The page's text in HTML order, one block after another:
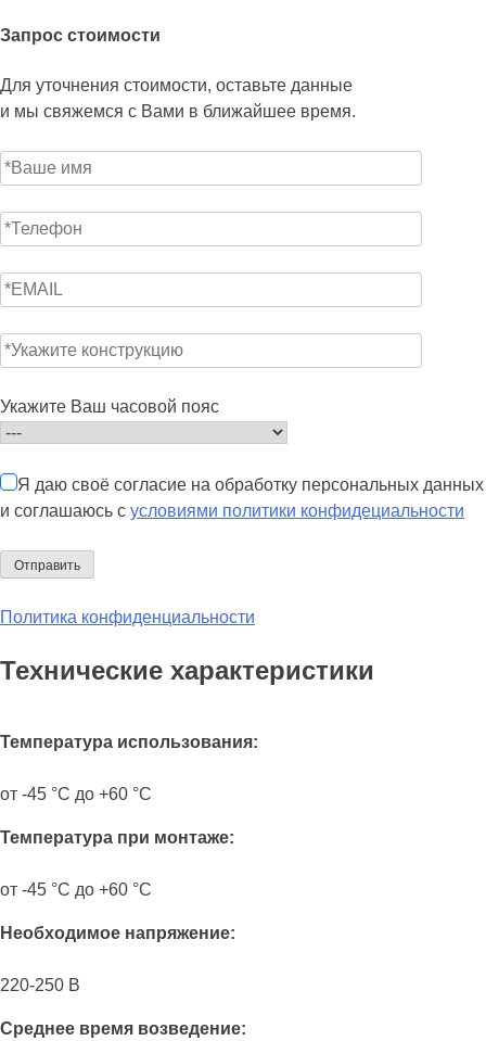
Запрос стоимости
Для уточнения стоимости, оставьте данные
и мы свяжемся с Вами в ближайшее время.
Укажите Ваш часовой пояс
Я даю своё согласие на обработку персональных данных
и соглашаюсь с условиями политики конфидециальности
Политика конфиденциальности
Технические характеристики
Температура использования:
от -45 °C до +60 °C
Температура при монтаже:
от -45 °C до +60 °C
Необходимое напряжение:
220-250 В
Среднее время возведение: